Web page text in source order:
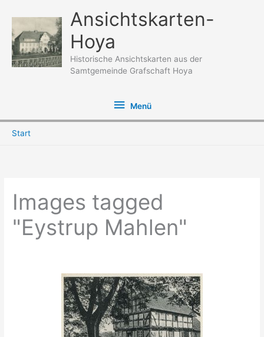
springen
Ansichtskarten-
Hoya
Historische Ansichtskarten aus der
Samtgemeinde Grafschaft Hoya
Menü
Menü
Start
Images tagged
"Eystrup Mahlen"